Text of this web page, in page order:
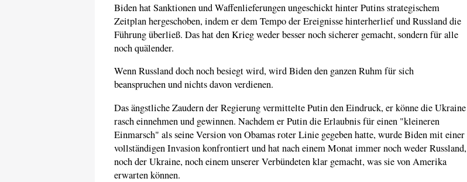
Biden hat Sanktionen und Waffenlieferungen ungeschickt hinter Putins strategischem
Zeitplan hergeschoben, indem er dem Tempo der Ereignisse hinterherlief und Russland die
Führung überließ. Das hat den Krieg weder besser noch sicherer gemacht, sondern für alle
noch quälender.
Wenn Russland doch noch besiegt wird, wird Biden den ganzen Ruhm für sich
beanspruchen und nichts davon verdienen.
Das ängstliche Zaudern der Regierung vermittelte Putin den Eindruck, er könne die Ukraine
rasch einnehmen und gewinnen. Nachdem er Putin die Erlaubnis für einen "kleineren
Einmarsch" als seine Version von Obamas roter Linie gegeben hatte, wurde Biden mit einer
vollständigen Invasion konfrontiert und hat nach einem Monat immer noch weder Russland,
noch der Ukraine, noch einem unserer Verbündeten klar gemacht, was sie von Amerika
erwarten können.